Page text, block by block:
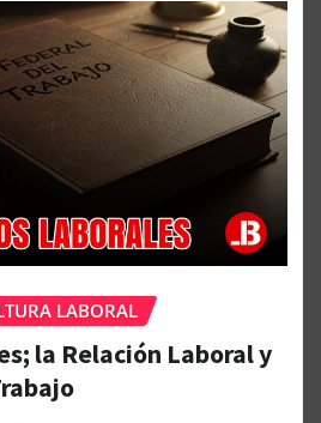
LABORAL
la Relación Laboral y